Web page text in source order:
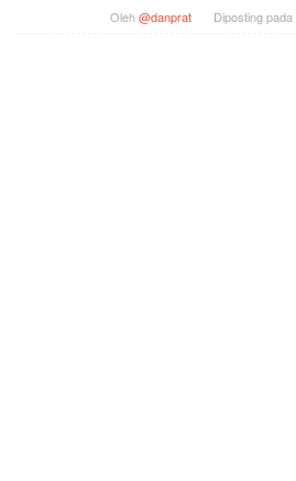
Oleh@danprat Diposting pada